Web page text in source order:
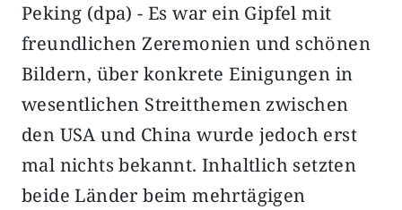
Peking (dpa) - Es war ein Gipfel mit
freundlichen Zeremonien und schönen
Bildern, über konkrete Einigungen in
wesentlichen Streitthemen zwischen
den USA und China wurde jedoch erst
mal nichts bekannt. Inhaltlich setzten
beide Länder beim mehrtägigen